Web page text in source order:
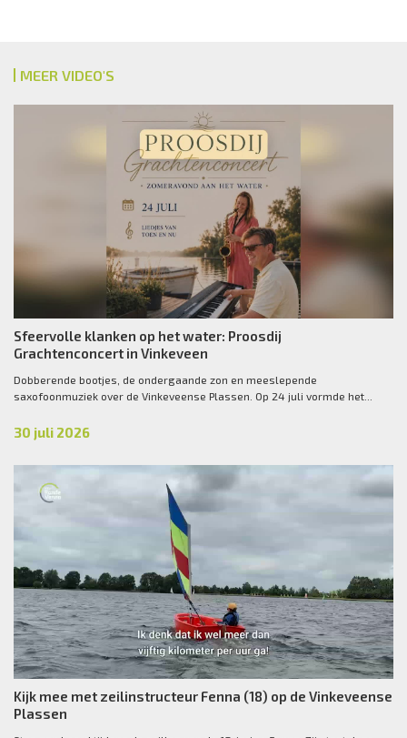
MEER VIDEO'S
Sfeervolle klanken op het water: Proosdij
Grachtenconcert in Vinkeveen
Dobberende bootjes, de ondergaande zon en meeslepende
saxofoonmuziek over de Vinkeveense Plassen. Op 24 juli vormde het...
30 juli 2026
Kijk mee met zeilinstructeur Fenna (18) op de Vinkeveense
Plassen